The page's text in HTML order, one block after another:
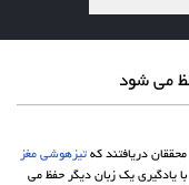
می شود
محققان دریافتند که تیزهوشی مغز
با یادگیری یک زبان دیگر حفظ می